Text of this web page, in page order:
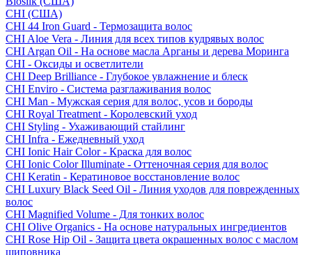
CHI (США)
CHI 44 Iron Guard - Термозащита волос
CHI Aloe Vera - Линия для всех типов кудрявых волос
CHI Argan Oil - На основе масла Арганы и дерева Моринга
CHI - Оксиды и осветлители
CHI Deep Brilliance - Глубокое увлажнение и блеск
CHI Enviro - Система разглаживания волос
CHI Man - Мужская серия для волос, усов и бороды
CHI Royal Treatment - Королевский уход
CHI Styling - Ухаживающий стайлинг
CHI Infra - Ежедневный уход
CHI Ionic Hair Color - Краска для волос
CHI Ionic Color Illuminate - Оттеночная серия для волос
CHI Keratin - Кератиновое восстановление волос
CHI Luxury Black Seed Oil - Линия уходов для поврежденных
волос
CHI Magnified Volume - Для тонких волос
CHI Olive Organics - На основе натуральных ингредиентов
CHI Rose Hip Oil - Защита цвета окрашенных волос с маслом
шиповника